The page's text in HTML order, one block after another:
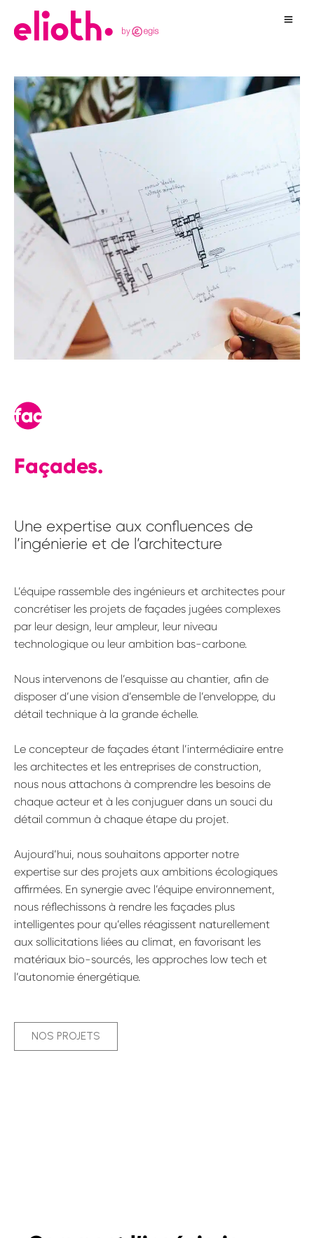
Façades.
Une expertise aux confluences de
l’ingénierie et de l’architecture
L’équipe rassemble des ingénieurs et architectes pour
concrétiser les projets de façades jugées complexes
par leur design, leur ampleur, leur niveau
technologique ou leur ambition bas-carbone.
Nous intervenons de l’esquisse au chantier, afin de
disposer d’une vision d’ensemble de l’enveloppe, du
détail technique à la grande échelle.
Le concepteur de façades étant l’intermédiaire entre
les architectes et les entreprises de construction,
nous nous attachons à comprendre les besoins de
chaque acteur et à les conjuguer dans un souci du
détail commun à chaque étape du projet.
Aujourd’hui, nous souhaitons apporter notre
expertise sur des projets aux ambitions écologiques
affirmées. En synergie avec l’équipe environnement,
nous réflechissons à rendre les façades plus
intelligentes pour qu’elles réagissent naturellement
aux sollicitations liées au climat, en favorisant les
matériaux bio-sourcés, les approches low tech et
l’autonomie énergétique.
NOS PROJETS